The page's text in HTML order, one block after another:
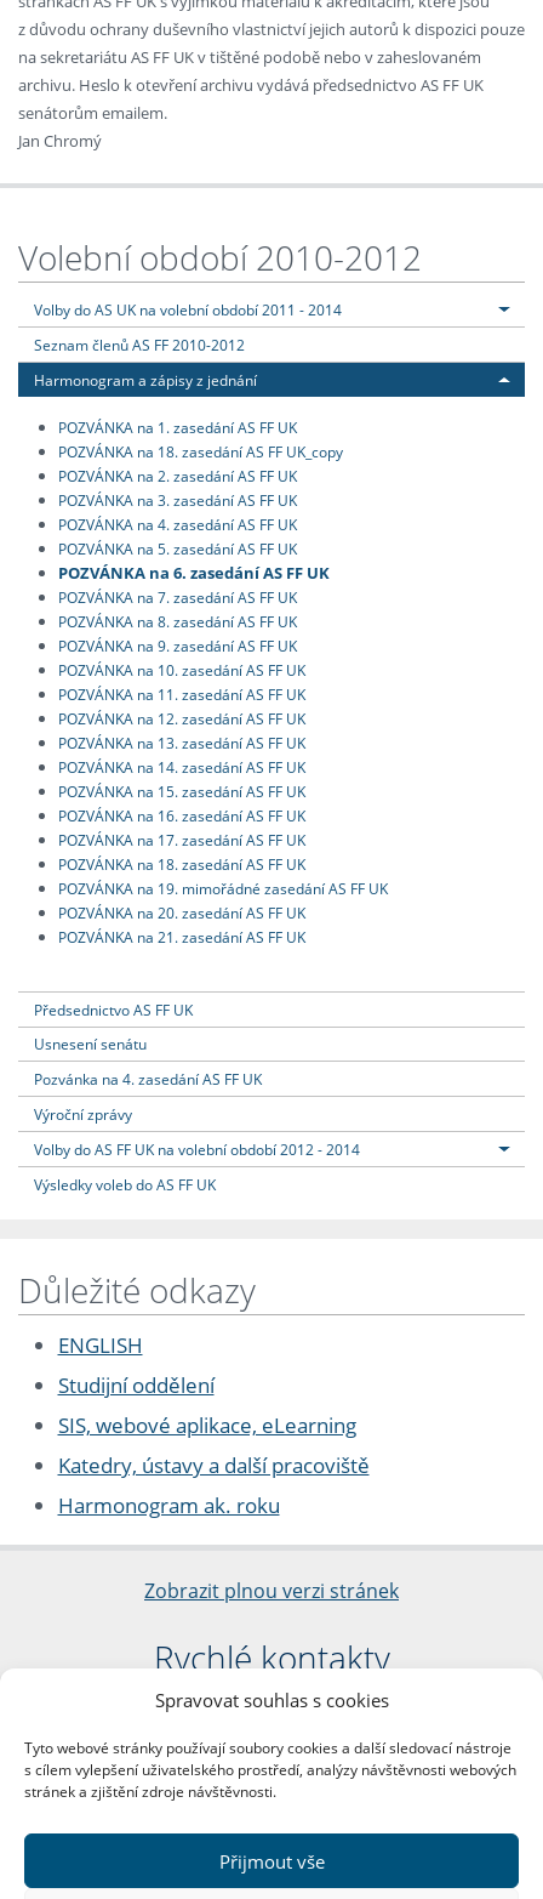
Spravovat souhlas s cookies
Tyto webové stránky používají soubory cookies a další sledovací nástroje
s cílem vylepšení uživatelského prostředí, analýzy návštěvnosti webových
stránek a zjištění zdroje návštěvnosti.
Přijmout vše
z důvodu ochrany duševního vlastnictví jejich autorů k dispozici pouze
na sekretariátu AS FF UK v tištěné podobě nebo v zaheslovaném
archivu. Heslo k otevření archivu vydává předsednictvo AS FF UK
senátorům emailem.
Jan Chromý
Volební období 2010-2012
Volby do AS UK na volební období 2011 - 2014
Seznam členů AS FF 2010-2012
Harmonogram a zápisy z jednání
POZVÁNKA na 1. zasedání AS FF UK
POZVÁNKA na 18. zasedání AS FF UK_copy
POZVÁNKA na 2. zasedání AS FF UK
POZVÁNKA na 3. zasedání AS FF UK
POZVÁNKA na 4. zasedání AS FF UK
POZVÁNKA na 5. zasedání AS FF UK
POZVÁNKA na 6. zasedání AS FF UK
POZVÁNKA na 7. zasedání AS FF UK
POZVÁNKA na 8. zasedání AS FF UK
POZVÁNKA na 9. zasedání AS FF UK
POZVÁNKA na 10. zasedání AS FF UK
POZVÁNKA na 11. zasedání AS FF UK
POZVÁNKA na 12. zasedání AS FF UK
POZVÁNKA na 13. zasedání AS FF UK
POZVÁNKA na 14. zasedání AS FF UK
POZVÁNKA na 15. zasedání AS FF UK
POZVÁNKA na 16. zasedání AS FF UK
POZVÁNKA na 17. zasedání AS FF UK
POZVÁNKA na 18. zasedání AS FF UK
POZVÁNKA na 19. mimořádné zasedání AS FF UK
POZVÁNKA na 20. zasedání AS FF UK
POZVÁNKA na 21. zasedání AS FF UK
Předsednictvo AS FF UK
Usnesení senátu
Pozvánka na 4. zasedání AS FF UK
Výroční zprávy
Volby do AS FF UK na volební období 2012 - 2014
Výsledky voleb do AS FF UK
Důležité odkazy
ENGLISH
Studijní oddělení
SIS, webové aplikace, eLearning
Katedry, ústavy a další pracoviště
Harmonogram ak. roku
Zobrazit plnou verzi stránek
Rychlé kontakty
Filozofická fakulta
nám. Jana Palacha 1/2
116 38 Praha 1
DIČ: CZ00216208
Další kontakty